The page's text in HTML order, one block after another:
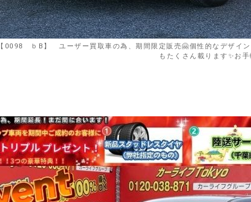
【0098 ｂB】 ユーザー買取車の為、期間限定販売🤗個性的なデザイ
もたくさん載ります✨お